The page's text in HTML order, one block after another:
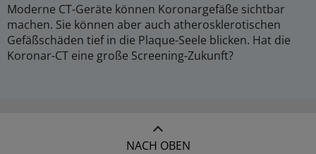
Moderne CT-Geräte können Koronargefäße sichtbar
machen. Sie können aber auch atherosklerotischen
Gefäßschäden tief in die Plaque-Seele blicken. Hat die
Koronar-CT eine große Screening-Zukunft?
NACH OBEN